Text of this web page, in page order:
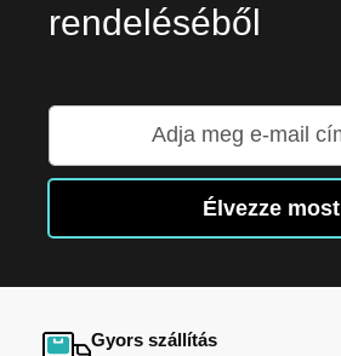
rendeléséből
hírlevelünkre:
Élvezze most
Gyors szállítás